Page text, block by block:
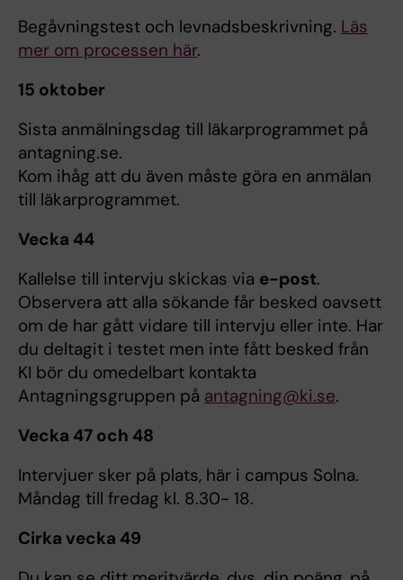
Begåvningstest och levnadsbeskrivning. Läs
mer om processen här.
15 oktober
Sista anmälningsdag till läkarprogrammet på
antagning.se.
Kom ihåg att du även måste göra en anmälan
till läkarprogrammet.
Vecka 44
Kallelse till intervju skickas via e-post.
Observera att alla sökande får besked oavsett
om de har gått vidare till intervju eller inte. Har
du deltagit i testet men inte fått besked från
KI bör du omedelbart kontakta
Antagningsgruppen på antagning@ki.se.
Vecka 47 och 48
Intervjuer sker på plats, här i campus Solna.
Måndag till fredag kl. 8.30- 18.
Cirka vecka 49